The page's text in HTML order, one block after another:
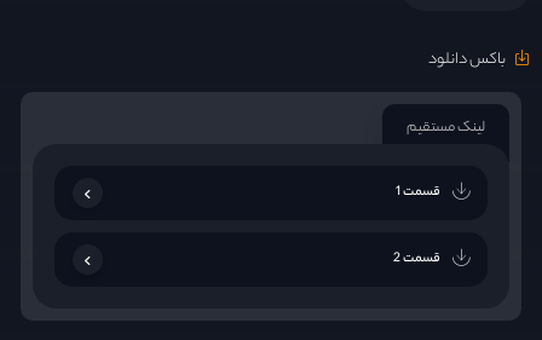
باکس دانلود
لینک مستقیم
قسمت 1
قسمت 2